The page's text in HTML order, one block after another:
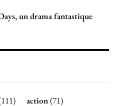
un drama fantastique
action(71)